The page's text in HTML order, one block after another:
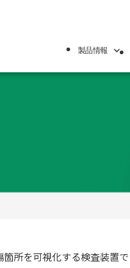
製品情報
光センサー
所を可視化する検査装置